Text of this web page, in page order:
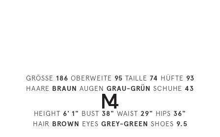
GRÖSSE 186 OBERWEITE 95 TAILLE 74 HÜFTE 93
HAARE BRAUN AUGEN GRAU-GRÜN SCHUHE 43
HEIGHT 6' 1" BUST 38" WAIST 29" HIPS 36"
HAIR BROWN EYES GREY-GREEN SHOES 9.5